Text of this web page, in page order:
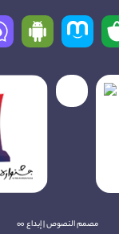
مصمم النصوص | إبداع ∞